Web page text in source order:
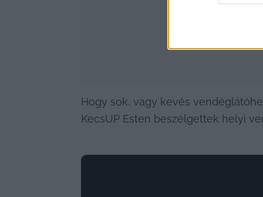
Hogy sok, vagy kevés
KecsUP Esten beszélgettek helyi